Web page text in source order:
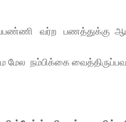
வர்ற பணத்துக்கு
மேல நம்பிக்கை